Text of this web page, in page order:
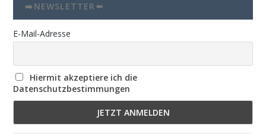
➡️NEWSLETTER⬅️
E-Mail-Adresse
Hiermit akzeptiere ich die
Datenschutzbestimmungen